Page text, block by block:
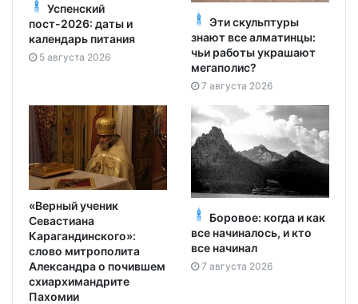
Успенский
пост-2026: даты и
календарь питания
5 августа 2026
Эти скульптуры
знают все алматинцы:
чьи работы украшают
мегаполис?
7 августа 2026
«Верный ученик
Севастиана
Карагандинского»:
слово митрополита
Александра о почившем
схиархимандрите
Пахомии
Боровое: когда и как
все начиналось, и кто
все начинал
7 августа 2026